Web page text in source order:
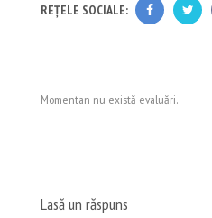
REȚELE SOCIALE:
Momentan nu există evaluări.
Lasă un răspuns